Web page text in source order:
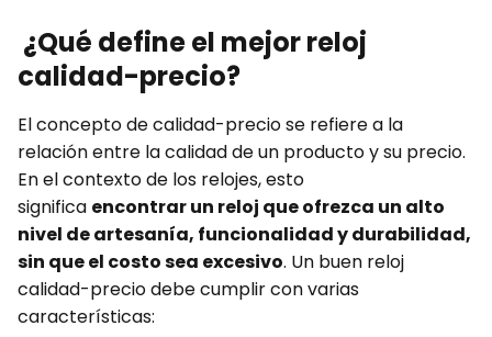
¿Qué define el mejor reloj
calidad-precio?
El concepto de calidad-precio se refiere a la
relación entre la calidad de un producto y su precio.
En el contexto de los relojes, esto
significa encontrar un reloj que ofrezca un alto
nivel de artesanía, funcionalidad y durabilidad,
sin que el costo sea excesivo. Un buen reloj
calidad-precio debe cumplir con varias
características: